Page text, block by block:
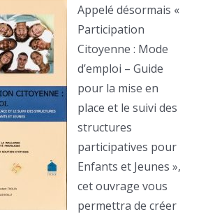
Appelé désormais «
Participation
Citoyenne : Mode
d’emploi – Guide
pour la mise en
place et le suivi des
structures
participatives pour
Enfants et Jeunes »,
cet ouvrage vous
permettra de créer